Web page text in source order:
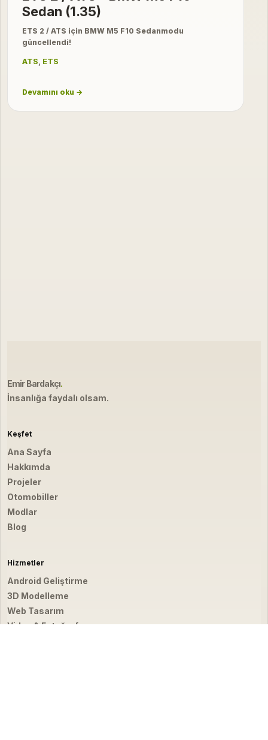
Sedan (1.35)
ETS 2 / ATS için BMW M5 F10 Sedanmodu
güncellendi!
ATS, ETS
Devamını oku →
Emir Bardakçı.
İnsanlığa faydalı olsam.
Keşfet
Ana Sayfa
Hakkımda
Projeler
Otomobiller
Modlar
Blog
Hizmetler
Android Geliştirme
3D Modelleme
Web Tasarım
Video & Fotoğraf